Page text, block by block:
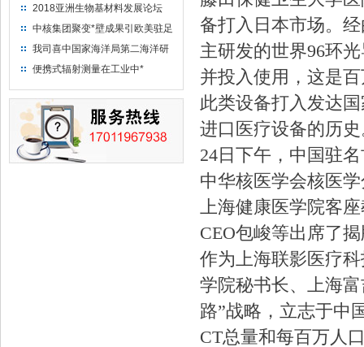
完成检测报告 临床试验正式启动
2018亚洲生物基材料发展论坛
中核集团聚变*壁成果引欧美驻足
“人造太阳”指日可待
我司喜中国家海洋局第二海洋研
究所采购低本底液体闪烁计数器
便携式辐射测量在工业中*
备打入日本市场。
主研发的世界96环
并投入使用，这是
此类设备打入发达
进口医疗设备的历
24 日下午，中国驻
中华核医学会核医
上海健康医学院客
CEO包峻等出席了
作为上海联影医疗
学院秘书长、上海
路”战略，立志于中
CT总量和每百万人